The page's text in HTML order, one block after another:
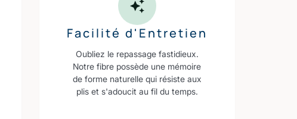
Facilité d'Entretien
Oubliez le repassage fastidieux.
Notre fibre possède une mémoire
de forme naturelle qui résiste aux
plis et s'adoucit au fil du temps.